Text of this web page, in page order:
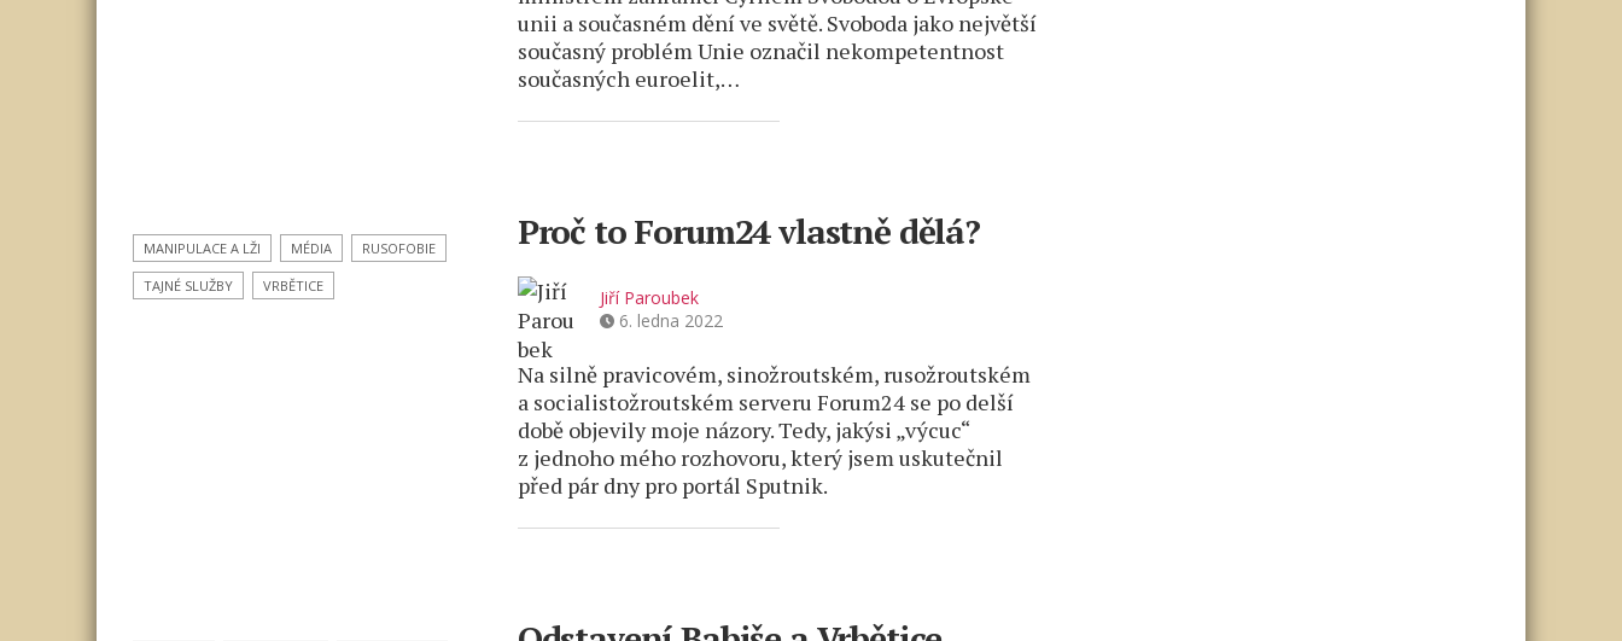
unii a současném dění ve světě. Svoboda jako největší
současný problém Unie označil nekompetentnost
současných euroelit,…
MANIPULACE A LŽI MÉDIA RUSOFOBIE
TAJNÉ SLUŽBY VRBĚTICE
Proč to Forum24 vlastně dělá?
Jiří Paroubek
6. ledna 2022
Na silně pravicovém, sinožroutském, rusožroutském
a socialistožroutském serveru Forum24 se po delší
době objevily moje názory. Tedy, jakýsi „výcuc“
z jednoho mého rozhovoru, který jsem uskutečnil
před pár dny pro portál Sputnik.